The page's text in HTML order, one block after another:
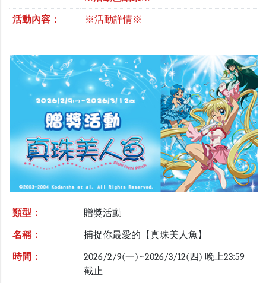
活動內容： ※活動詳情※
類型： 贈獎活動
名稱： 捕捉你最愛的【真珠美人魚】
時間：
2026/2/9(一)~2026/3/12(四) 晚上23:59
截止